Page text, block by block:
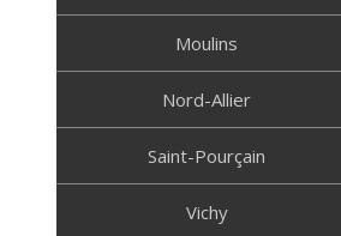
Moulins
Nord-Allier
Saint-Pourçain
Vichy